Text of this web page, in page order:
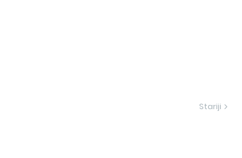
Stariji